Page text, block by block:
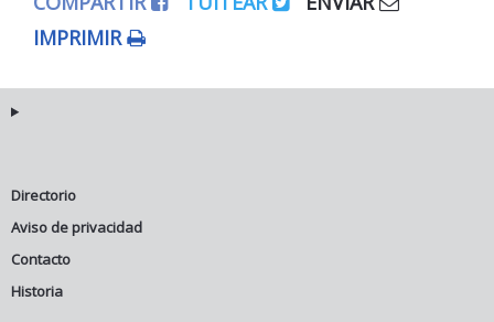
IMPRIMIR
Directorio
Aviso de privacidad
Contacto
Historia